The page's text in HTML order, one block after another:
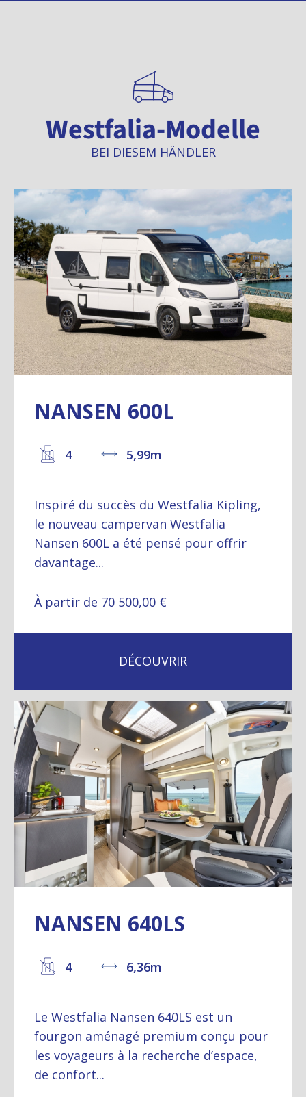
Westfalia-Modelle
BEI DIESEM HÄNDLER
NANSEN 600L
4 5,99m
Inspiré du succès du Westfalia Kipling,
le nouveau campervan Westfalia
Nansen 600L a été pensé pour offrir
davantage...
À partir de 70 500,00 €
DÉCOUVRIR
NANSEN 640LS
4 6,36m
Le Westfalia Nansen 640LS est un
fourgon aménagé premium conçu pour
les voyageurs à la recherche d’espace,
de confort...